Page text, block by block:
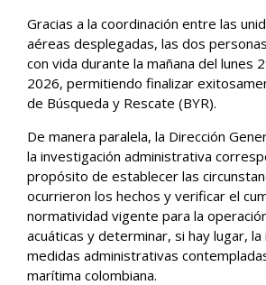
Gracias a la coordinación entre las
aéreas desplegadas, las dos
con vida durante la mañana del lunes
2026, permitiendo finalizar
de Búsqueda y Rescate (BYR).
De manera paralela, la Dirección
la investigación administrativa
propósito de establecer las
ocurrieron los hechos y verificar el
normatividad vigente para la
acuáticas y determinar, si hay lugar,
medidas administrativas
marítima colombiana.